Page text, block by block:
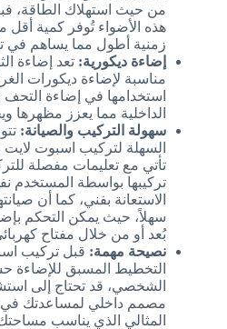
من حيث استهلاك الطاقة،
هذه الأضواء تُوفر كمية أقل
زمنية أطول مما يساهم في
إضاءة ديكورية: تعد إضاءة
مناسبة لإضاءة ديكورات
استخدامها في إضاءة التحف
الداخلية مما يعزز مظهرها
سهولة التركيب والصيانة:
السهلة لتركيب اسبوت
تأتي مع تعليمات مفصلة
تركيبها بواسطة المستخدم
الاستعانة بفني، كما أن
سهلاً، حيث يمكن التحكم
بُعد أو من خلال مفتاح
نصيحة مهمة: قبل تركيب
التخطيط المسبق للإضاءة
الشخصي، قد تحتاج إلى
مصمم داخلي لمساعدتك
المثالي الذي يناسب